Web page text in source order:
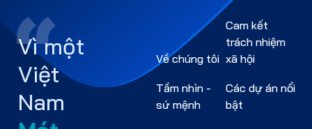
Vì một
Việt
Nam
Về chúng tôi
Tầm nhìn -
sứ mệnh
Cam kết
trách nhiệm
xã hội
Các dự án nổi
bật